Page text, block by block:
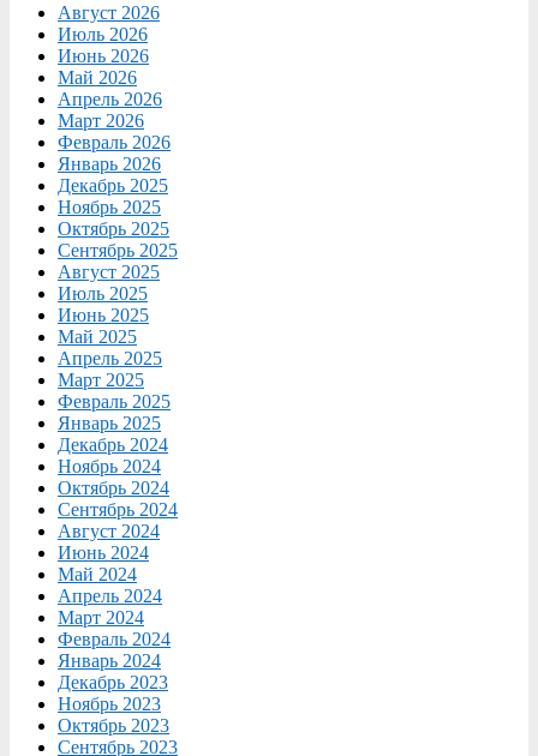
Август 2026
Июль 2026
Июнь 2026
Май 2026
Апрель 2026
Март 2026
Февраль 2026
Январь 2026
Декабрь 2025
Ноябрь 2025
Октябрь 2025
Сентябрь 2025
Август 2025
Июль 2025
Июнь 2025
Май 2025
Апрель 2025
Март 2025
Февраль 2025
Январь 2025
Декабрь 2024
Ноябрь 2024
Октябрь 2024
Сентябрь 2024
Август 2024
Июнь 2024
Май 2024
Апрель 2024
Март 2024
Февраль 2024
Январь 2024
Декабрь 2023
Ноябрь 2023
Октябрь 2023
Сентябрь 2023